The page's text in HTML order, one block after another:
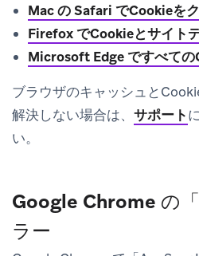
Mac の Safari でCookieを
Firefox でCookieとサイト
Microsoft Edge ですべて
ブラウザのキャッシュと
解決しない場合は、 サポート
い。
Google Chrome の
ラー